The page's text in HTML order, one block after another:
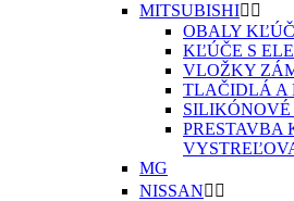
MITSUBISHI 
OBALY
KĽÚČE S
VLOŽKY
TLAČIDLÁ A
SILIKÓNOVÉ
PRESTAVBA
MG
NISSAN 